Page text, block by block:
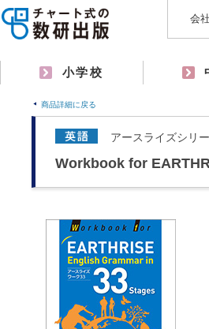
会
小学校
商品詳細に戻る
アースライズシリ
Workbook for